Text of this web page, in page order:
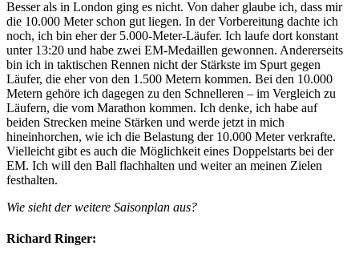
Besser als in London ging es nicht. Von daher glaube ich, dass mir
die 10.000 Meter schon gut liegen. In der Vorbereitung dachte ich
noch, ich bin eher der 5.000-Meter-Läufer. Ich laufe dort konstant
unter 13:20 und habe zwei EM-Medaillen gewonnen. Andererseits
bin ich in taktischen Rennen nicht der Stärkste im Spurt gegen
Läufer, die eher von den 1.500 Metern kommen. Bei den 10.000
Metern gehöre ich dagegen zu den Schnelleren – im Vergleich zu
Läufern, die vom Marathon kommen. Ich denke, ich habe auf
beiden Strecken meine Stärken und werde jetzt in mich
hineinhorchen, wie ich die Belastung der 10.000 Meter verkrafte.
Vielleicht gibt es auch die Möglichkeit eines Doppelstarts bei der
EM. Ich will den Ball flachhalten und weiter an meinen Zielen
festhalten.
Wie sieht der weitere Saisonplan aus?
Richard Ringer: